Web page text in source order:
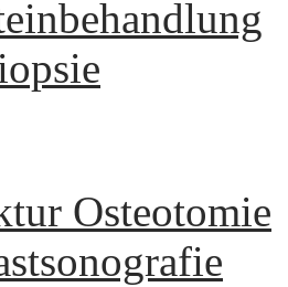
Osteotomie